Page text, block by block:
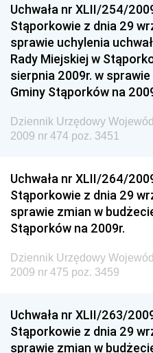
Dziennik Urzędowy
Chemicznego i Lekkiego
Dziennik Urzędowy
Gospodarki
Społecznej
Dziennik Urzędowy
Dziennik Urzędowy
Budownictwa
Dziennik Urzędowy
Dziennik Urzędowy
Dziennik Urzędowy
Dziennik Urzędowy
Uchwała nr XLII/254/
Stąporkowie z dnia 29
sprawie uchylenia
Rady Miejskiej w
sierpnia 2009r. w
Gminy Stąporków na
Dziennik Urzędowy
2009 nr 474 poz. 3451
Uchwała nr XLII/264/
Stąporkowie z dnia 29
sprawie zmian w
Stąporków na 2009r.
Dziennik Urzędowy
2009 nr 475 poz. 3459
Uchwała nr XLII/263/
Stąporkowie z dnia 29
sprawie zmian w